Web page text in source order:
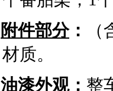
附件部分：
材质。
油漆外观： 整